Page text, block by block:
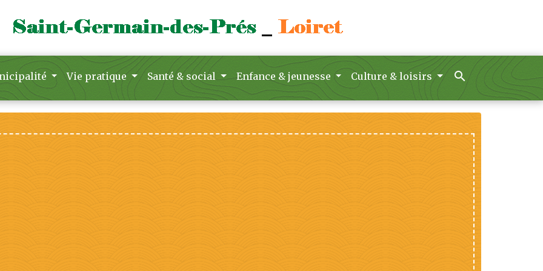
Vie pratique Santé & social Enfance & jeunesse Culture & loisirs search